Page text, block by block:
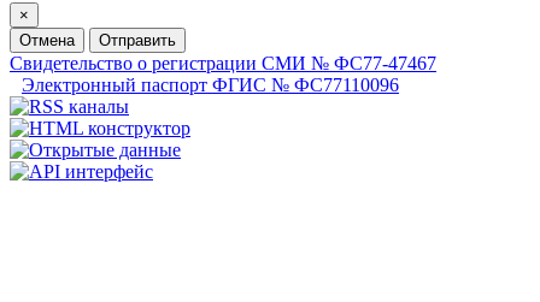
×
Отмена
Отправить
Свидетельство о регистрации СМИ № ФС77-47467
Электронный паспорт ФГИС № ФС77110096